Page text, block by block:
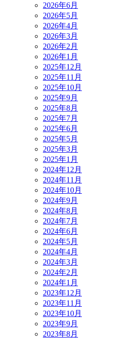
2026年6月
2026年5月
2026年4月
2026年3月
2026年2月
2026年1月
2025年12月
2025年11月
2025年10月
2025年9月
2025年8月
2025年7月
2025年6月
2025年5月
2025年3月
2025年1月
2024年12月
2024年11月
2024年10月
2024年9月
2024年8月
2024年7月
2024年6月
2024年5月
2024年4月
2024年3月
2024年2月
2024年1月
2023年12月
2023年11月
2023年10月
2023年9月
2023年8月